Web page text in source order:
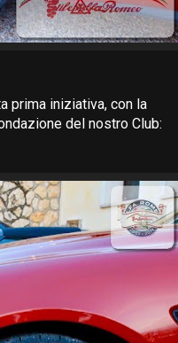
prima iniziativa, con la
del nostro Club: